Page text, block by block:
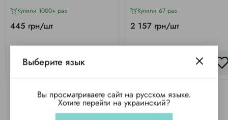
Купили 1000+ раз
445 грн/шт
КУПИТЬ
Купили 67 раз
2 157 грн/шт
Выберите язык
Вы просматриваете сайт на русском языке.
Хотите перейти на украинский?